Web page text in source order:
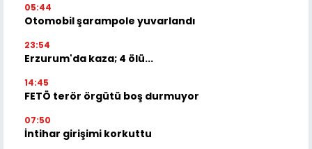
05:44
Otomobil şarampole yuvarlandı
23:54
Erzurum'da kaza; 4 ölü...
14:45
FETÖ terör örgütü boş durmuyor
07:50
İntihar girişimi korkuttu